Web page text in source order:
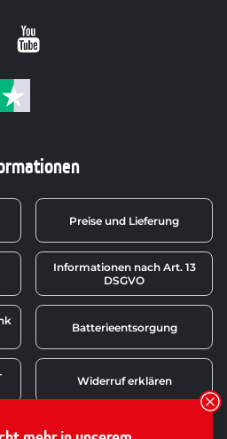
Preise und Lieferung
Informationen nach Art. 13
DSGVO
Batterieentsorgung
Widerruf erklären
Youtube